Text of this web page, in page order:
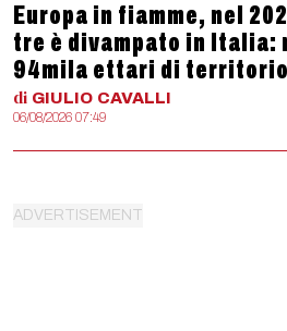
Europa in fiamme, nel
tre è divampato in Italia:
94mila ettari di
di GIULIO CAVALLI
06/08/2026 07:49